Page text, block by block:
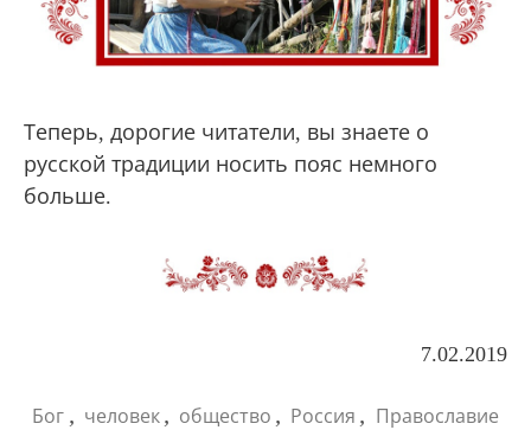
Теперь, дорогие читатели, вы знаете о
русской традиции носить пояс немного
больше.
7.02.2019
Бог , человек , общество , Россия , Православие